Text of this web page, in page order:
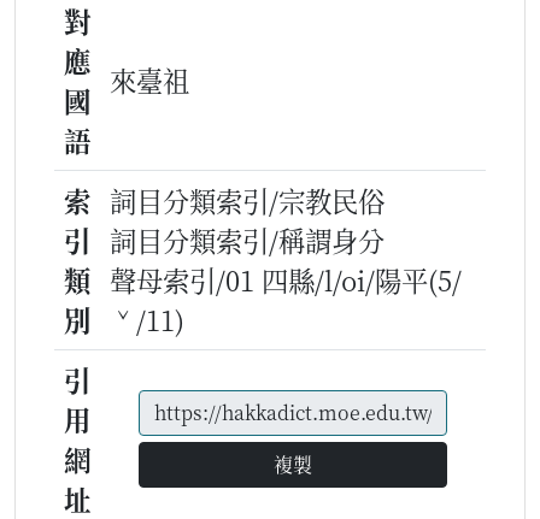
對
應
國
語
來臺祖
索
引
類
別
詞目分類索引/宗教民俗
詞目分類索引/稱謂身分
聲母索引/01 四縣/l/oi/陽平(5/
ˇ/11)
引
用
網
址
複製